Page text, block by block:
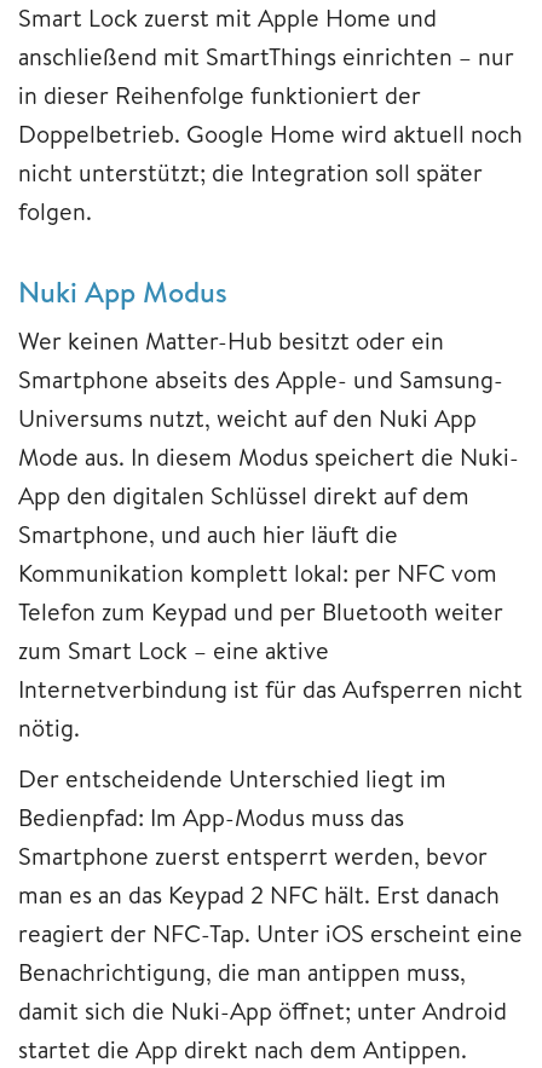
Smart Lock zuerst mit Apple Home und
anschließend mit SmartThings einrichten – nur
in dieser Reihenfolge funktioniert der
Doppelbetrieb. Google Home wird aktuell noch
nicht unterstützt; die Integration soll später
folgen.
Nuki App Modus
Wer keinen Matter-Hub besitzt oder ein
Smartphone abseits des Apple- und Samsung-
Universums nutzt, weicht auf den Nuki App
Mode aus. In diesem Modus speichert die Nuki-
App den digitalen Schlüssel direkt auf dem
Smartphone, und auch hier läuft die
Kommunikation komplett lokal: per NFC vom
Telefon zum Keypad und per Bluetooth weiter
zum Smart Lock – eine aktive
Internetverbindung ist für das Aufsperren nicht
nötig.
Der entscheidende Unterschied liegt im
Bedienpfad: Im App-Modus muss das
Smartphone zuerst entsperrt werden, bevor
man es an das Keypad 2 NFC hält. Erst danach
reagiert der NFC-Tap. Unter iOS erscheint eine
Benachrichtigung, die man antippen muss,
damit sich die Nuki-App öffnet; unter Android
startet die App direkt nach dem Antippen.